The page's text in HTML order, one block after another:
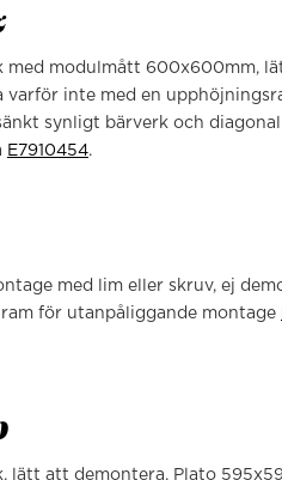
med modulmått 600x600mm,
varför inte med en
synligt bärverk och
E7910454.
med lim eller skruv, ej
för utanpåliggande montage
lätt att demontera. Plato